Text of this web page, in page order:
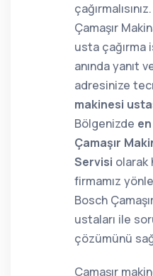
Çamaşır
usta çağırma
anında yanıt
adresinize
makinesi
Bölgenizde en
Çamaşır
Servisi olarak
firmamız
Bosch
ustaları ile
çözümünü
Çamaşır